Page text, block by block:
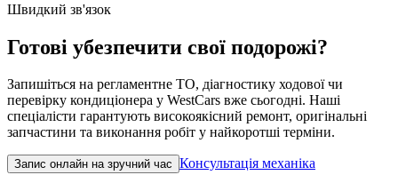
Швидкий зв'язок
Готові убезпечити свої подорожі?
Запишіться на регламентне ТО, діагностику ходової чи
перевірку кондиціонера у WestCars вже сьогодні. Наші
спеціалісти гарантують високоякісний ремонт, оригінальні
запчастини та виконання робіт у найкоротші терміни.
Запис онлайн на зручний час Консультація механіка